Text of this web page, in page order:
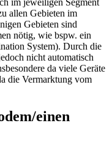
im jeweiligen Segment
allen Gebieten im
Gebieten sind
nötig, wie bspw. ein
System). Durch die
nicht automatisch
da viele Geräte
die Vermarktung vom
einen